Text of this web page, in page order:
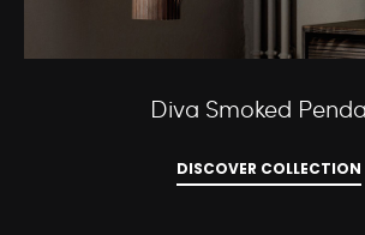
Diva Smoked
DISCOVER COLLECTION